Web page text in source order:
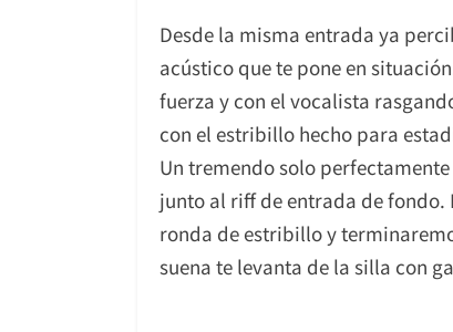
Desde la misma entrada ya
acústico que te pone en
fuerza y con el vocalista
con el estribillo hecho para
Un tremendo solo
junto al riff de entrada de fondo.
ronda de estribillo y
suena te levanta de la silla con